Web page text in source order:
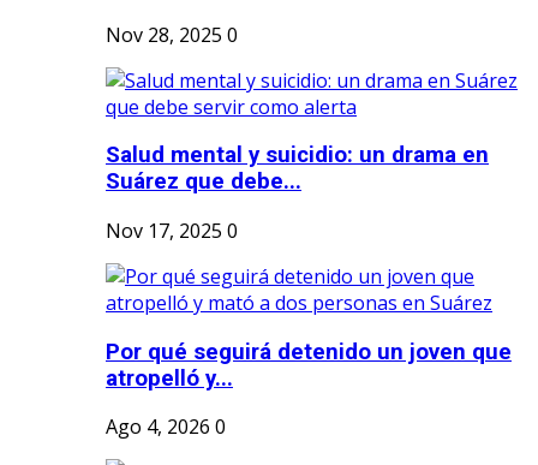
Nov 28, 2025 0
Salud mental y suicidio: un drama en
Suárez que debe...
Nov 17, 2025 0
Por qué seguirá detenido un joven que
atropelló y...
Ago 4, 2026 0